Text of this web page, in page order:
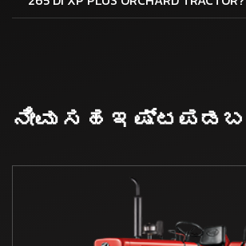
ನೀವು ಸಹ